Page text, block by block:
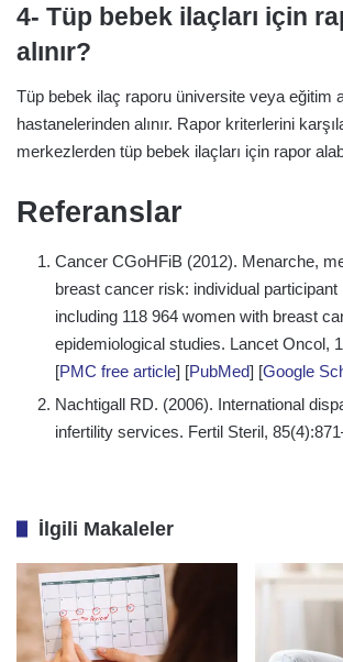
4- Tüp bebek ilaçları için
alınır?
Tüp bebek ilaç raporu üniversite veya eğitim
hastanelerinden alınır. Rapor kriterlerini
merkezlerden tüp bebek ilaçları için rapor
Referanslar
Cancer CGoHFiB (2012). Menarche,
breast cancer risk: individual
including 118 964 women with breast
epidemiological studies. Lancet Oncol,
[PMC free article] [PubMed] [Google
Nachtigall RD. (2006). International
infertility services. Fertil Steril,
İlgili Makaleler